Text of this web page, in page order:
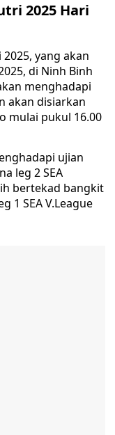
2025 Hari
yang akan
di Ninh Binh
menghadapi
akan disiarkan
mulai pukul 16.00
ujian
leg 2 SEA
bertekad bangkit
1 SEA V.League